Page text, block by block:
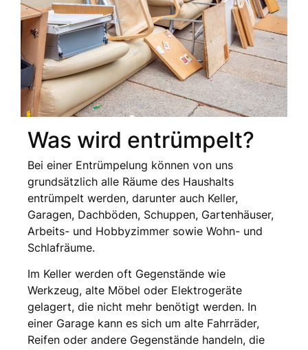
Was wird entrümpelt?
Bei einer Entrümpelung können von uns
grundsätzlich alle Räume des Haushalts
entrümpelt werden, darunter auch Keller,
Garagen, Dachböden, Schuppen, Gartenhäuser,
Arbeits- und Hobbyzimmer sowie Wohn- und
Schlafräume.
Im Keller werden oft Gegenstände wie
Werkzeug, alte Möbel oder Elektrogeräte
gelagert, die nicht mehr benötigt werden. In
einer Garage kann es sich um alte Fahrräder,
Reifen oder andere Gegenstände handeln, die